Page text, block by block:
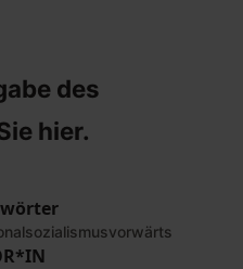
des
hier.
vorwärts